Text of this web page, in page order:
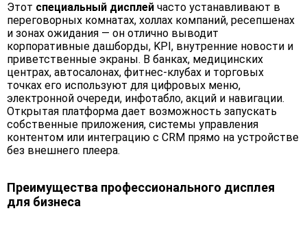
Этот специальный дисплей часто устанавливают в
переговорных комнатах, холлах компаний, ресепшенах
и зонах ожидания — он отлично выводит
корпоративные дашборды, KPI, внутренние новости и
приветственные экраны. В банках, медицинских
центрах, автосалонах, фитнес-клубах и торговых
точках его используют для цифровых меню,
электронной очереди, инфотабло, акций и навигации.
Открытая платформа дает возможность запускать
собственные приложения, системы управления
контентом или интеграцию с CRM прямо на устройстве
без внешнего плеера.
Преимущества профессионального дисплея
для бизнеса